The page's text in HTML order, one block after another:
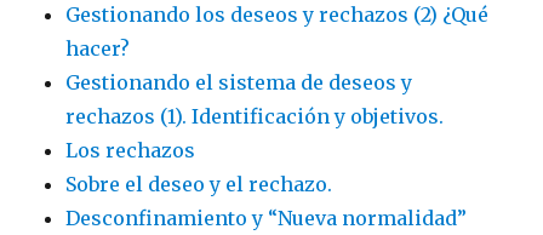
Gestionando los deseos y rechazos (2) ¿Qué
hacer?
Gestionando el sistema de deseos y
rechazos (1). Identificación y objetivos.
Los rechazos
Sobre el deseo y el rechazo.
Desconfinamiento y “Nueva normalidad”